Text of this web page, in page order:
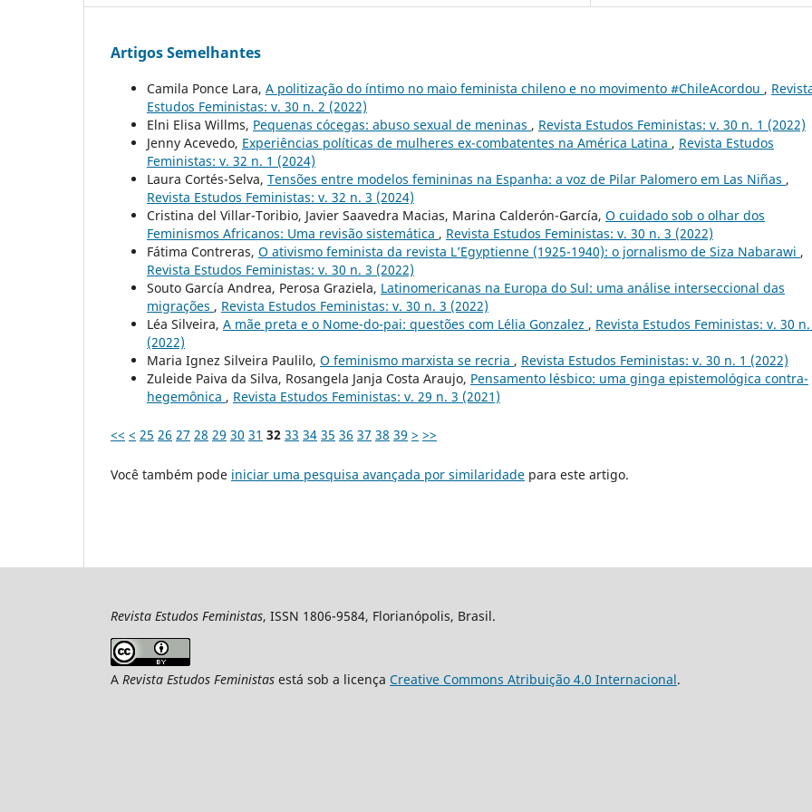
Artigos Semelhantes
Camila Ponce Lara, A politização do íntimo no maio feminista chileno e no movimento #ChileAcordou ,
Estudos Feministas: v. 30 n. 2 (2022)
Elni Elisa Willms, Pequenas cócegas: abuso sexual de meninas , Revista Estudos Feministas: v. 30 n. 1 (2022)
Jenny Acevedo, Experiências políticas de mulheres ex-combatentes na América Latina , Revista Estudos
Feministas: v. 32 n. 1 (2024)
Laura Cortés-Selva, Tensões entre modelos femininas na Espanha: a voz de Pilar Palomero em Las Niñas ,
Revista Estudos Feministas: v. 32 n. 3 (2024)
Cristina del Villar-Toribio, Javier Saavedra Macias, Marina Calderón-García, O cuidado sob o olhar dos
Feminismos Africanos: Uma revisão sistemática , Revista Estudos Feministas: v. 30 n. 3 (2022)
Fátima Contreras, O ativismo feminista da revista L’Egyptienne (1925-1940): o jornalismo de Siza Nabarawi ,
Revista Estudos Feministas: v. 30 n. 3 (2022)
Souto García Andrea, Perosa Graziela, Latinomericanas na Europa do Sul: uma análise interseccional das
migrações , Revista Estudos Feministas: v. 30 n. 3 (2022)
Léa Silveira, A mãe preta e o Nome-do-pai: questões com Lélia Gonzalez , Revista Estudos Feministas: v. 30
(2022)
Maria Ignez Silveira Paulilo, O feminismo marxista se recria , Revista Estudos Feministas: v. 30 n. 1 (2022)
Zuleide Paiva da Silva, Rosangela Janja Costa Araujo, Pensamento lésbico: uma ginga epistemológica contra-
hegemônica , Revista Estudos Feministas: v. 29 n. 3 (2021)
<< < 25 26 27 28 29 30 31 32 33 34 35 36 37 38 39 > >>
Você também pode iniciar uma pesquisa avançada por similaridade para este artigo.
Revista Estudos Feministas, ISSN 1806-9584, Florianópolis, Brasil.
A Revista Estudos Feministas está sob a licença Creative Commons Atribuição 4.0 Internacional.